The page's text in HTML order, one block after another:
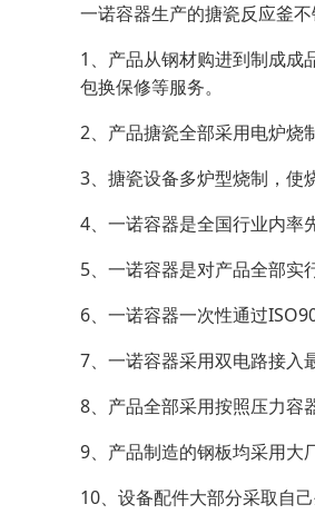
一诺容器生产的搪瓷反应釜
1、产品从钢材购进到制成成
包换保修等服务。
2、产品搪瓷全部采用电炉烧
3、搪瓷设备多炉型烧制，使
4、一诺容器是全国行业内率
5、一诺容器是对产品全部实
6、一诺容器一次性通过
7、一诺容器采用双电路接入
8、产品全部采用按照压力容
9、产品制造的钢板均采用大
10、设备配件大部分采取自